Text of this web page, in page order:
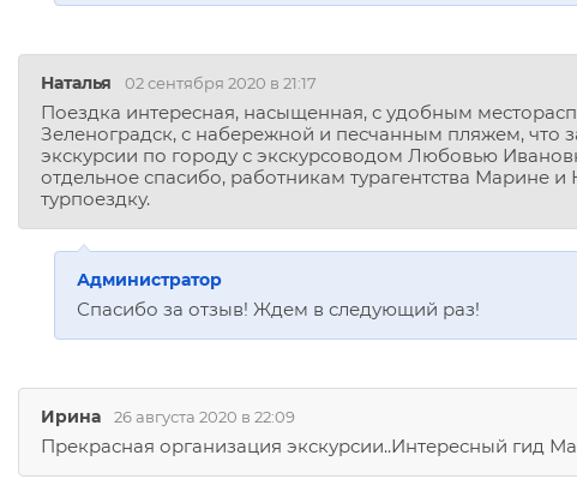
Наталья 02 сентября 2020 в 21:17
Поездка интересная, насыщенная, с удобным
Зеленоградск, с набережной и песчанным пляжем, что
экскурсии по городу с экскурсоводом Любовью
отдельное спасибо, работникам турагентства Марине
турпоездку.
Администратор
Спасибо за отзыв! Ждем в следующий раз!
Ирина 26 августа 2020 в 22:09
Прекрасная организация экскурсии..Интересный гид